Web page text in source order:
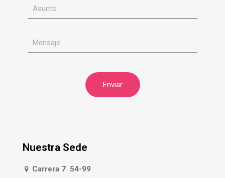
Nuestra Sede
Carrera 7 54-99